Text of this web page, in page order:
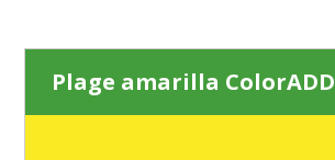
Plage amarilla ColorADD